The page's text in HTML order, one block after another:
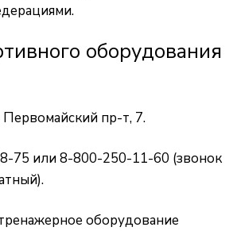
оборудования
Первомайский пр-т, 7.
75 или 8-800-250-11-60 (звонок
оборудование